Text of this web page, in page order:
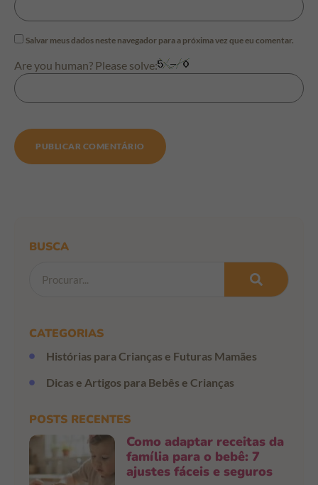
Salvar meus dados neste navegador para a próxima vez que eu comentar.
Are you human? Please solve:
BUSCA
CATEGORIAS
Histórias para Crianças e Futuras Mamães
Dicas e Artigos para Bebês e Crianças
POSTS RECENTES
Como adaptar receitas da
família para o bebê: 7
ajustes fáceis e seguros